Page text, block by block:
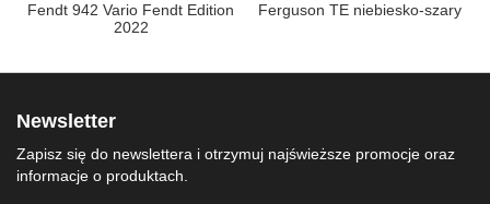
Fendt 942 Vario Fendt Edition
2022
Ferguson TE niebiesko-szary
Newsletter
Zapisz się do newslettera i otrzymuj najświeższe promocje oraz
informacje o produktach.